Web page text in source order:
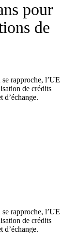
pour
de
rapproche, l’UE
de crédits
d’échange.
rapproche, l’UE
de crédits
d’échange.